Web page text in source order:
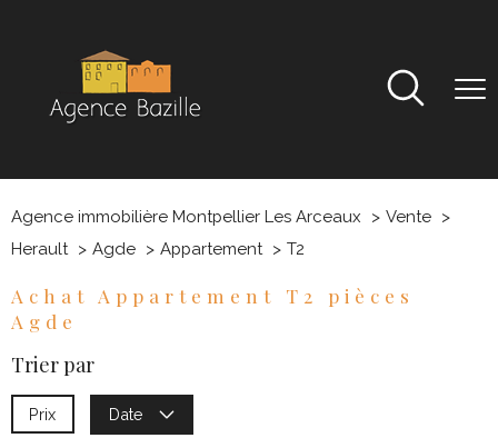
Agence immobilière Montpellier Les Arceaux
Vente
Herault
Agde Appartement T2
Achat Appartement T2 pièces
Agde
Trier par
Prix Date